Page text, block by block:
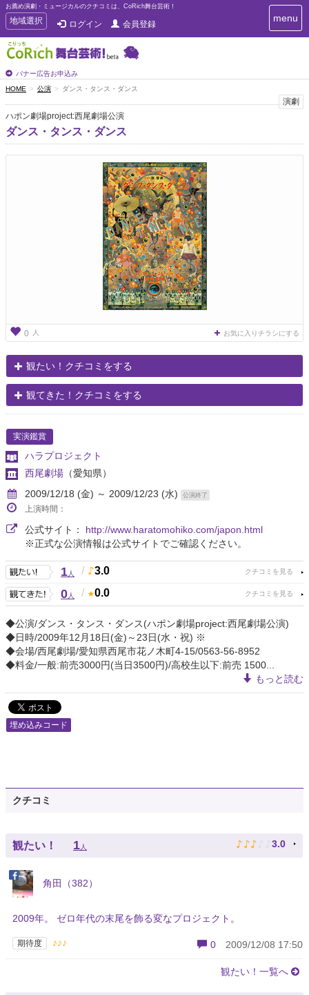
お薦め演劇・ミュージカルのクチコミは、CoRich舞台芸術！
T
o
g
g
e
n
a
v
i
g
地域選択 ログイン 会員登録
バナー広告お申込み
T
o
i
g
menu
HOME 公演 ダンス・タンス・ダンス
演劇
ハポン劇場project:西尾劇場公演
ダンス・タンス・ダンス
0 人 お気に入りチラシにする
観たい！クチコミをする
観てきた！クチコミをする
実演鑑賞
ハラプロジェクト
西尾劇場 （愛知県）
2009/12/18 (金) ～ 2009/12/23 (水)
公演終了
上演時間：
公式サイト： http://www.haratomohiko.com/japon.html
※正式な公演情報は公式サイトでご確認ください。
1人 / 3.0
0人 / 0.0
◆公演/ダンス・タンス・ダンス(ハポン劇場project:西尾劇場公演)
◆日時/2009年12月18日(金)～23日(水・祝) ※
◆会場/西尾劇場/愛知県西尾市花ノ木町4-15/0563-56-8952
◆料金/一般:前売3000円(当日3500円)/高校生以下:前売 1500...
もっと読む
埋め込みコード
クチコミ
観たい！ 1人 ♪ ♪ ♪ ♪ ♪ 3.0
角田（382）
2009年。 ゼロ年代の末尾を飾る変なプロジェクト。
期待度 ♪♪♪ 0 2009/12/08 17:50
観たい！一覧へ